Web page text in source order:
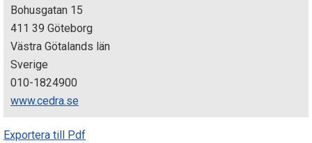
Bohusgatan 15
411 39 Göteborg
Västra Götalands län
Sverige
010-1824900
www.cedra.se
Exportera till Pdf